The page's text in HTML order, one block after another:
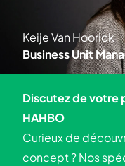
Keije Van Hoorick
Business Unit
Discutez de votre
HAHBO
Curieux de
concept ? Nos